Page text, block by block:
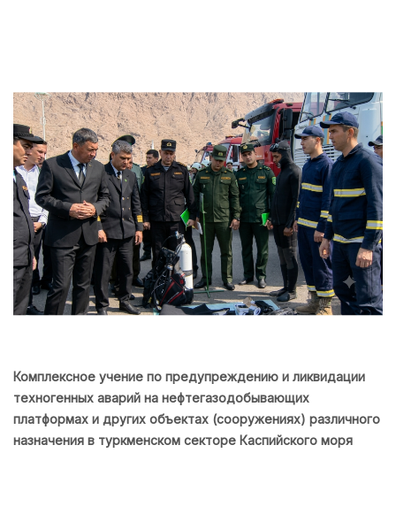
Комплексное учение по предупреждению и ликвидации
техногенных аварий на нефтегазодобывающих
платформах и других объектах (сооружениях) различного
назначения в туркменском секторе Каспийского моря